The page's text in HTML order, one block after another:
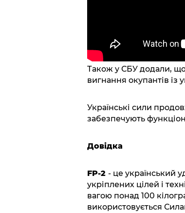
Також у СБУ додали, що
вигнання окупантів із
Українські сили
забезпечують
Довідка
FP-2 - це український
укріплених цілей і
вагою понад 100
використовується